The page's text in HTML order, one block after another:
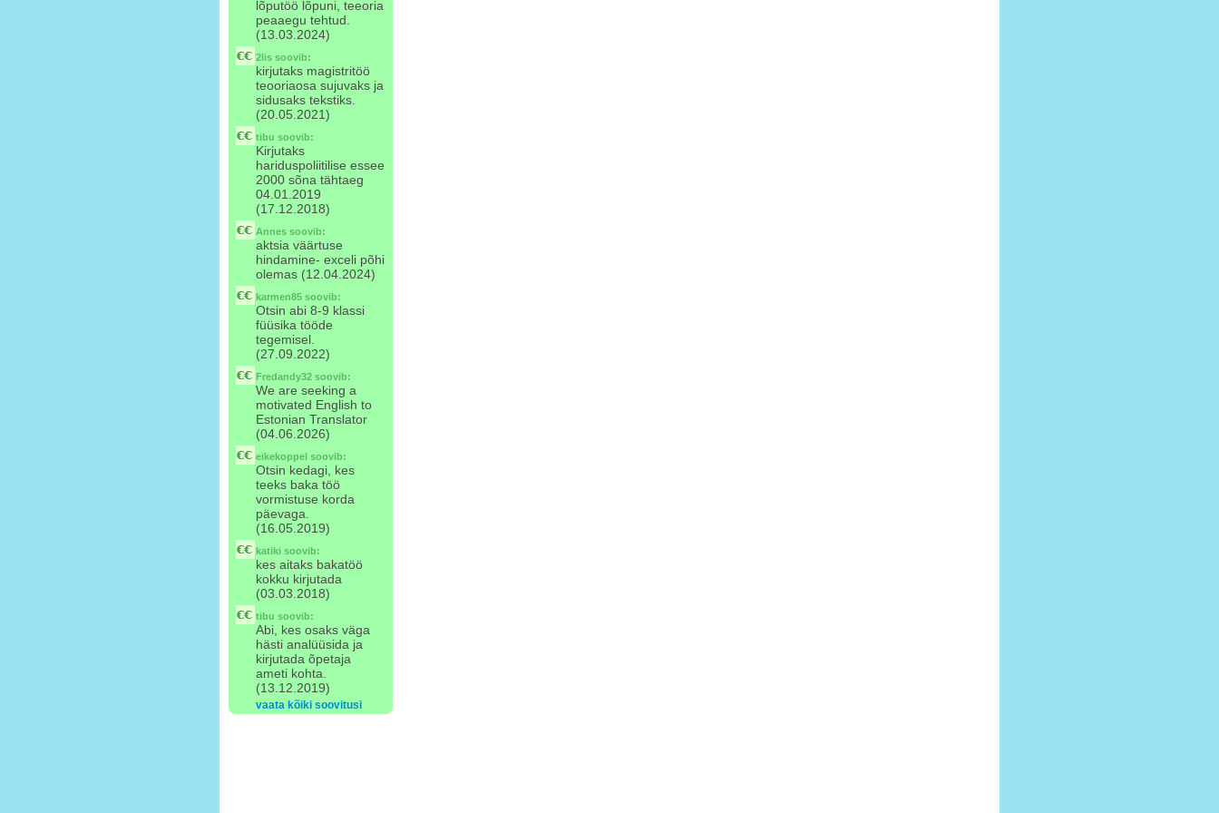
lõputöö lõpuni, teeoria
peaaegu tehtud.
(13.03.2024)
2lis soovib:
kirjutaks magistritöö
teooriaosa sujuvaks ja
sidusaks tekstiks.
(20.05.2021)
tibu soovib:
Kirjutaks
hariduspoliitilise essee
2000 sõna tähtaeg
04.01.2019
(17.12.2018)
Annes soovib:
aktsia väärtuse
hindamine- exceli põhi
olemas (12.04.2024)
karmen85 soovib:
Otsin abi 8-9 klassi
füüsika tööde
tegemisel.
(27.09.2022)
Fredandy32 soovib:
We are seeking a
motivated English to
Estonian Translator
(04.06.2026)
eikekoppel soovib:
Otsin kedagi, kes
teeks baka töö
vormistuse korda
päevaga.
(16.05.2019)
katiki soovib:
kes aitaks bakatöö
kokku kirjutada
(03.03.2018)
tibu soovib:
Abi, kes osaks väga
hästi analüüsida ja
kirjutada õpetaja
ameti kohta.
(13.12.2019)
vaata kõiki soovitusi